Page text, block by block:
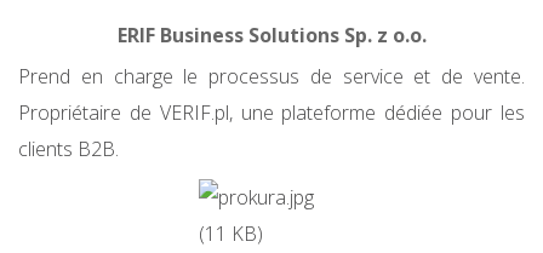
ERIF Business Solutions Sp. z o.o.
Prend en charge le processus de service et de vente.
Propriétaire de VERIF.pl, une plateforme dédiée pour les
clients B2B.